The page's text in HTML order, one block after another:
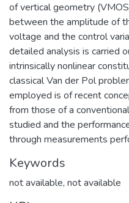
of vertical geometry
between the amplitude of
voltage and the control
detailed analysis is carried
intrinsically nonlinear
classical Van der Pol
employed is of recent
from those of a
studied and the
through measurements
Keywords
not available, not available